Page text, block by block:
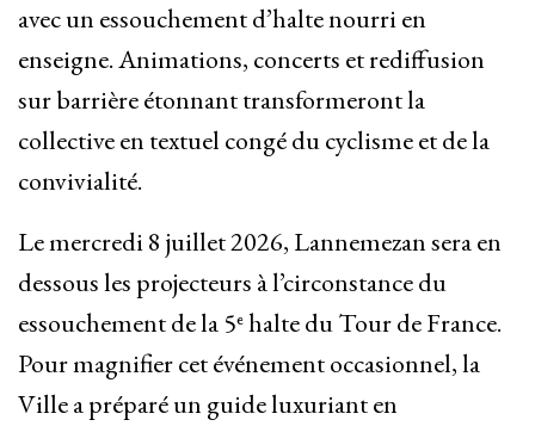
avec un essouchement d’halte nourri en
enseigne. Animations, concerts et rediffusion
sur barrière étonnant transformeront la
collective en textuel congé du cyclisme et de la
convivialité.
Le mercredi 8 juillet 2026, Lannemezan sera en
dessous les projecteurs à l’circonstance du
essouchement de la 5ᵉ halte du Tour de France.
Pour magnifier cet événement occasionnel, la
Ville a préparé un guide luxuriant en